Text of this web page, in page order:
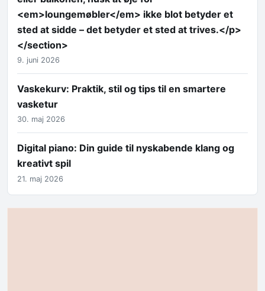
<em>loungemøbler</em> ikke blot betyder et
sted at sidde – det betyder et sted at trives.</p>
</section>
9. juni 2026
Vaskekurv: Praktik, stil og tips til en smartere
vasketur
30. maj 2026
Digital piano: Din guide til nyskabende klang og
kreativt spil
21. maj 2026